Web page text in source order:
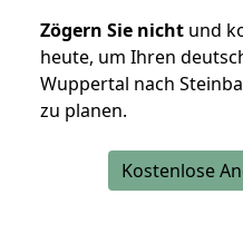
Zögern Sie nicht und
heute, um Ihren
Wuppertal nach
zu planen.
Kostenlose